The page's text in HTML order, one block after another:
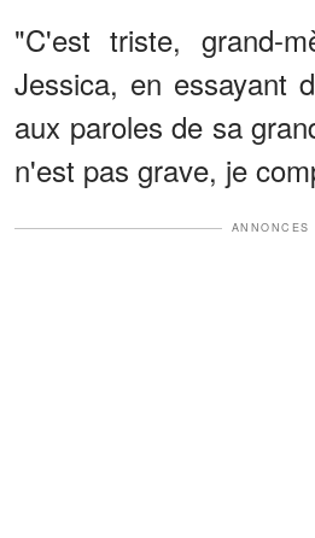
"C'est triste, grand-
Jessica, en essayant
aux paroles de sa
n'est pas grave, je
ANNONCES